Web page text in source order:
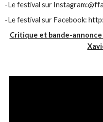
-Le festival sur
-Le festival sur Facebook:
Critique et bande-annonce